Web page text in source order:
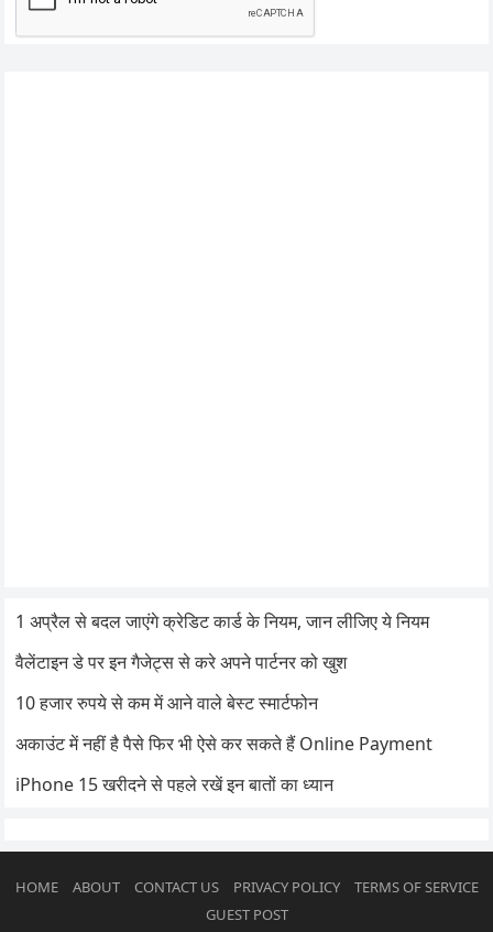
1 अप्रैल से बदल जाएंगे क्रेडिट कार्ड के नियम, जान लीजिए ये नियम
वैलेंटाइन डे पर इन गैजेट्स से करे अपने पार्टनर को खुश
10 हजार रुपये से कम में आने वाले बेस्ट स्मार्टफोन
अकाउंट में नहीं है पैसे फिर भी ऐसे कर सकते हैं Online Payment
iPhone 15 खरीदने से पहले रखें इन बातों का ध्यान
HOME ABOUT CONTACT US PRIVACY POLICY
TERMS OF SERVICE
GUEST POST